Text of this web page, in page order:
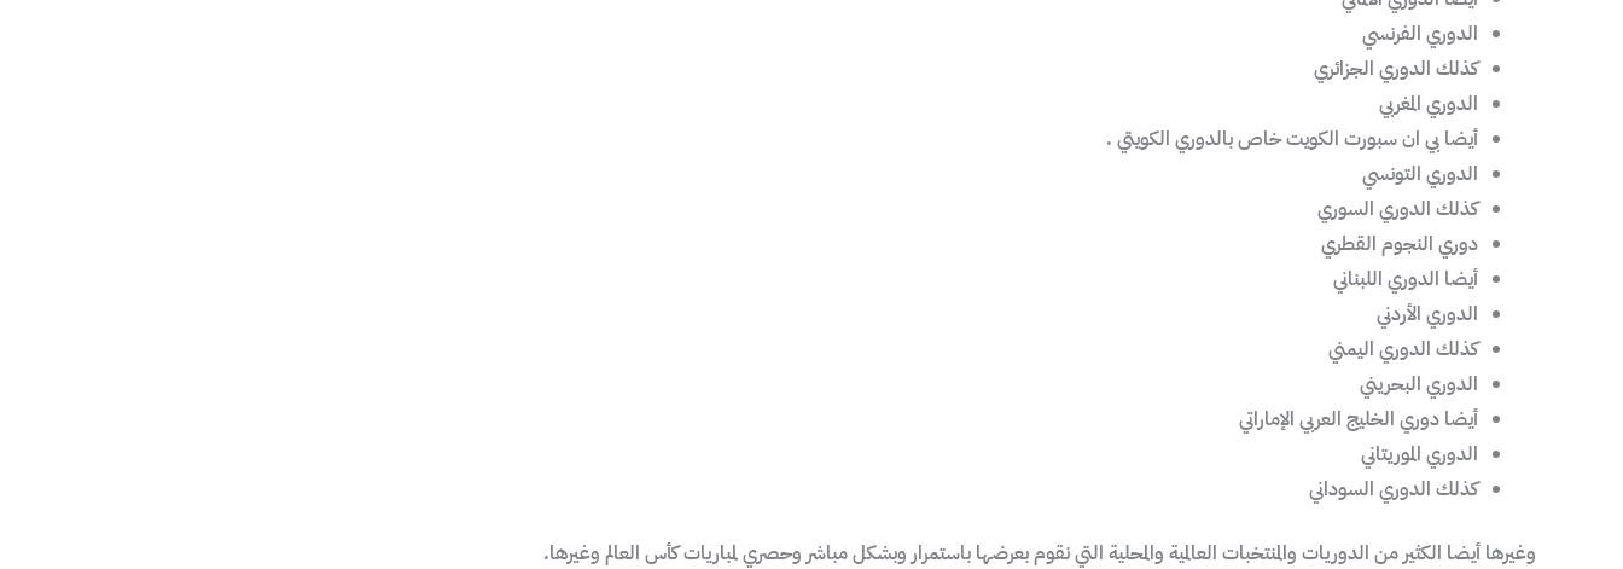
الدوري الفرنسي
كذلك الدوري الجزائري
الدوري المغربي
أيضا بي ان سبورت الكويت خاص بالدوري الكويتي .
الدوري التونسي
كذلك الدوري السوري
دوري النجوم القطري
أيضا الدوري اللبناني
الدوري الأردني
كذلك الدوري اليمني
الدوري البحريني
أيضا دوري الخليج العربي الإماراتي
الدوري الموريتاني
كذلك الدوري السوداني
وغيرها أيضا الكثير من الدوريات والمنتخبات العالمية والمحلية التي نقوم بعرضها باستمرار وبشكل مباشر وحصري لمباريات كأس العالم وغيرها.